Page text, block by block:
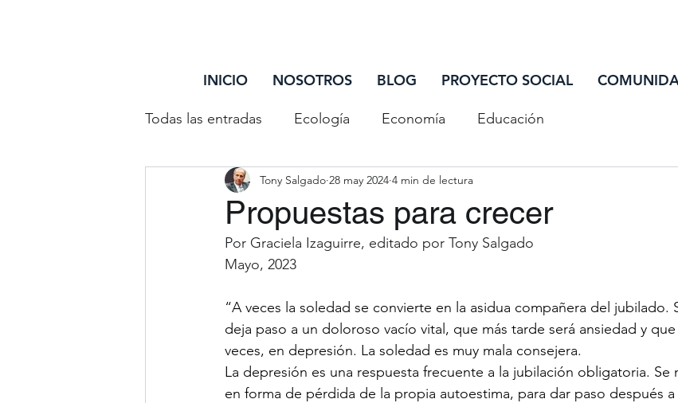
INICIO NOSOTROS BLOG PROYECTO SOCIAL
Todas las entradas Ecología Economía Educación
Entretenimiento Reflexiones Salud
Debate Trazando Surcos ¿Sabías que... Ciclo de Actualización
Personas Mayores Discriminación
Propuestas para crecer
Tony Salgado 28 may 2024 4 min de lectura
Por Graciela Izaguirre, editado por Tony Salgado
Mayo, 2023
“A veces la soledad se convierte en la asidua compañera del jubilado.
deja paso a un doloroso vacío vital, que más tarde será ansiedad y
veces, en depresión. La soledad es muy mala consejera.
La depresión es una respuesta frecuente a la jubilación obligatoria. Se
en forma de pérdida de la propia autoestima, para dar paso después